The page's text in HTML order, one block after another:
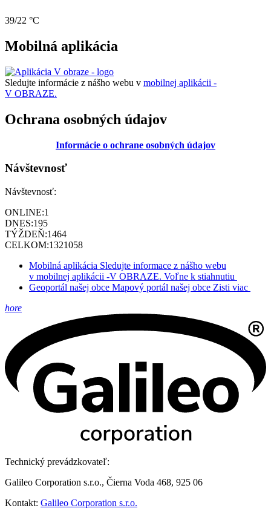
39/22 °C
Mobilná aplikácia
Sledujte informácie z nášho webu v mobilnej aplikácii -
V OBRAZE.
Ochrana osobných údajov
Informácie o ochrane osobných údajov
Návštevnosť
Návštevnosť:
ONLINE:1
DNES:195
TÝŽDEŇ:1464
CELKOM:1321058
Mobilná aplikácia Sledujte informace z nášho webu
v mobilnej aplikácii -V OBRAZE. Voľne k stiahnutiu
Geoportál našej obce Mapový portál našej obce Zisti viac
hore
Technický prevádzkovateľ:
Galileo Corporation s.r.o., Čierna Voda 468, 925 06
Kontakt: Galileo Corporation s.r.o.